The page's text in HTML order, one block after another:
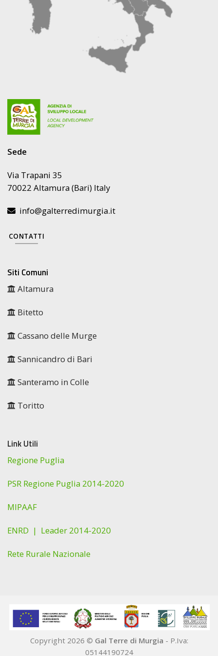
2023/2027
MURGIA
Sede
Via Trapani 35
70022 Altamura (Bari) Italy
info@galterredimurgia.it
CONTATTI
Siti Comuni
Altamura
Bitetto
Cassano delle Murge
Sannicandro di Bari
Santeramo in Colle
Toritto
Link Utili
Regione Puglia
PSR Regione Puglia 2014-2020
MIPAAF
ENRD | Leader 2014-2020
Rete Rurale Nazionale
Copyright 2026 © Gal Terre di Murgia - P.Iva:
05144190724